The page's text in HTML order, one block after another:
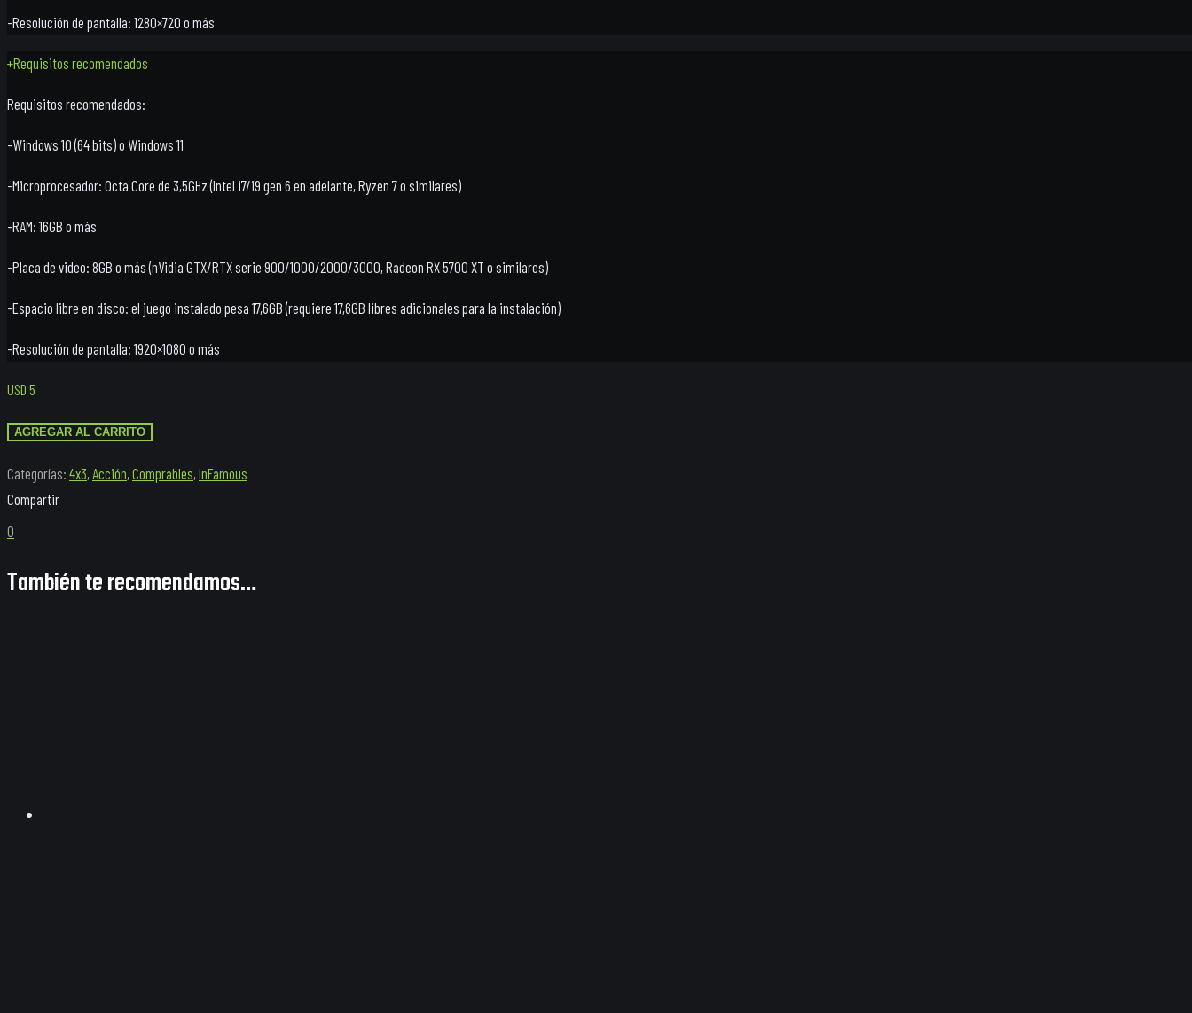
-Resolución de pantalla: 1280×720 o más
+Requisitos recomendados
Requisitos recomendados:
-Windows 10 (64 bits) o Windows 11
-Microprocesador: Octa Core de 3,5GHz (Intel i7/i9 gen 6 en adelante, Ryzen 7 o similares)
-RAM: 16GB o más
-Placa de video: 8GB o más (nVidia GTX/RTX serie 900/1000/2000/3000, Radeon RX 5700 XT o similares)
-Espacio libre en disco: el juego instalado pesa 17,6GB (requiere 17,6GB libres adicionales para la instalación)
-Resolución de pantalla: 1920×1080 o más
USD 5
InFamous
Enhanced
cantidad
AGREGAR AL CARRITO
Categorías: 4x3,Acción,Comprables,InFamous
0
También te recomendamos…